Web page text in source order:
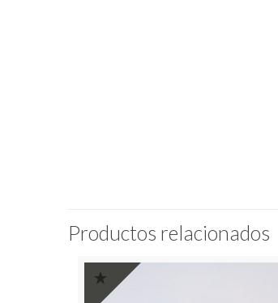
Productos relacionados